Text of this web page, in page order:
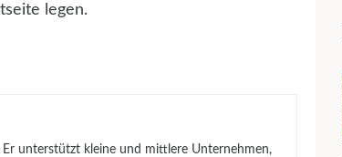
legen.
Er unterstützt kleine und mittlere Unternehmen,